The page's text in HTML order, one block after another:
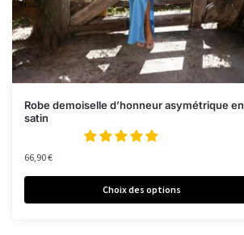
Robe demoiselle d’honneur asymétrique en
satin
66,90€
Choix des options